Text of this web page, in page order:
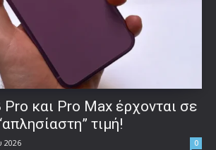
και Pro Max έρχονται σε
τιμή!
2026 0